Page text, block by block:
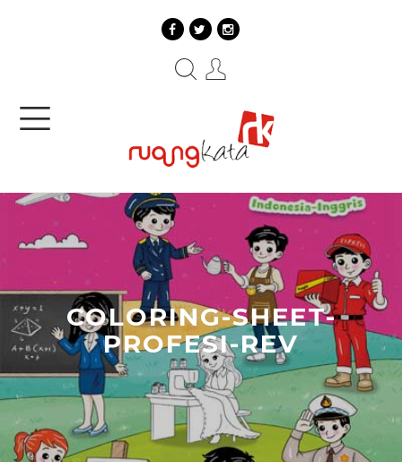
COLORING-SHEET-
PROFESI-REV